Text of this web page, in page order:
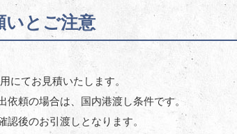
いとご注意
にてお見積いたします。
頼の場合は、国内港渡し条件です。
後のお引渡しとなります。